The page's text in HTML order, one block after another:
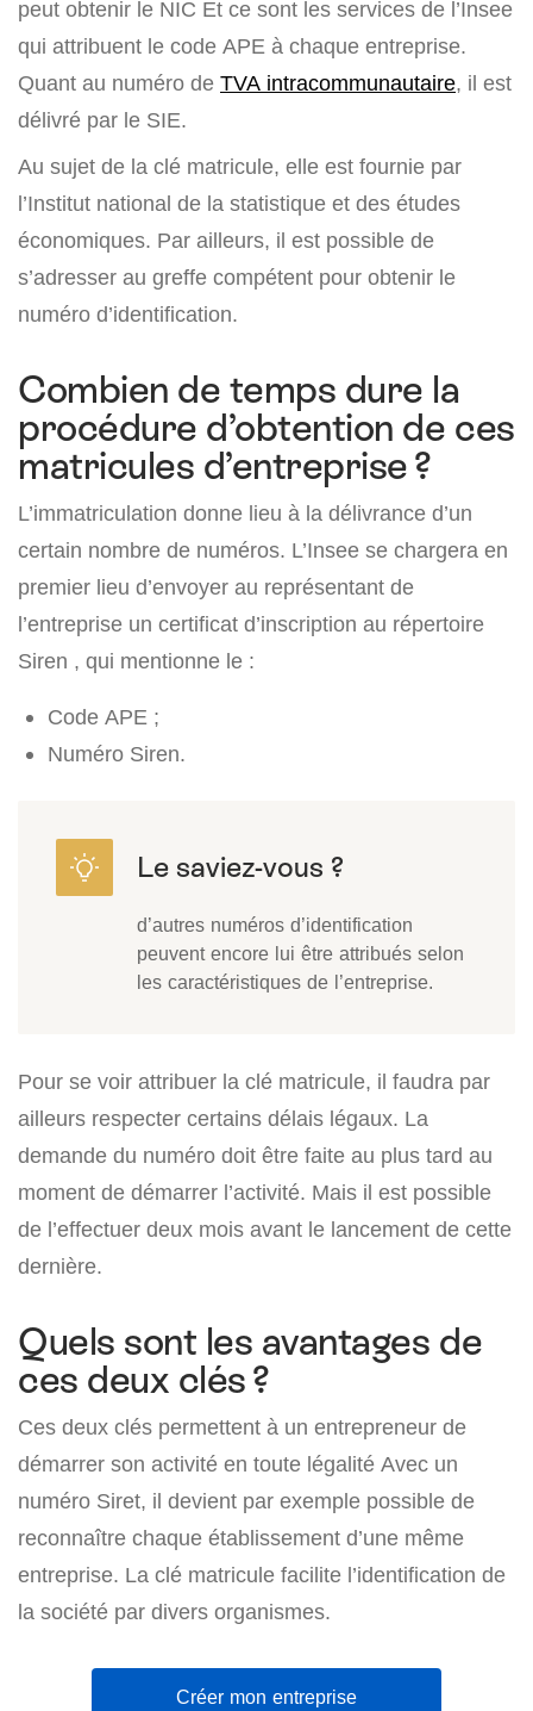
peut obtenir le NIC Et ce sont les services de l’Insee
qui attribuent le code APE à chaque entreprise.
Quant au numéro de TVA intracommunautaire, il est
délivré par le SIE.
Au sujet de la clé matricule, elle est fournie par
l’Institut national de la statistique et des études
économiques. Par ailleurs, il est possible de
s’adresser au greffe compétent pour obtenir le
numéro d’identification.
Combien de temps dure la
procédure d’obtention de ces
matricules d’entreprise ?
L’immatriculation donne lieu à la délivrance d’un
certain nombre de numéros. L’Insee se chargera en
premier lieu d’envoyer au représentant de
l’entreprise un certificat d’inscription au répertoire
Siren , qui mentionne le :
Code APE ;
Numéro Siren.
d’autres numéros d’identification
peuvent encore lui être attribués selon
les caractéristiques de l’entreprise.
Pour se voir attribuer la clé matricule, il faudra par
ailleurs respecter certains délais légaux. La
demande du numéro doit être faite au plus tard au
moment de démarrer l’activité. Mais il est possible
de l’effectuer deux mois avant le lancement de cette
dernière.
Quels sont les avantages de
ces deux clés ?
Ces deux clés permettent à un entrepreneur de
démarrer son activité en toute légalité Avec un
numéro Siret, il devient par exemple possible de
reconnaître chaque établissement d’une même
entreprise. La clé matricule facilite l’identification de
la société par divers organismes.
Créer mon entreprise